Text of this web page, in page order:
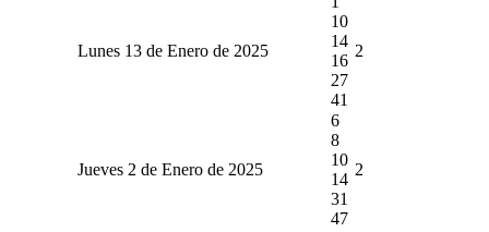
Lunes 13 de Enero de 2025
10
14
16
27
41
2
Jueves 2 de Enero de 2025
6
8
10
14
31
47
2